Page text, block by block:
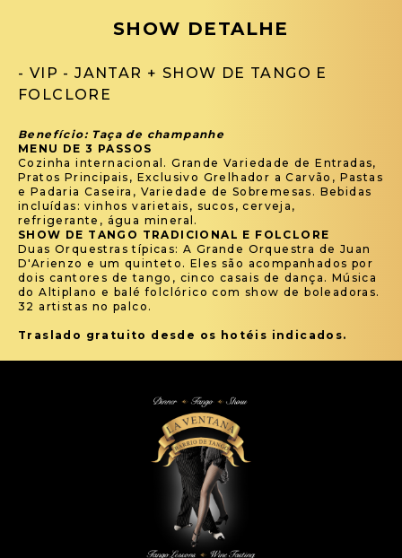
SHOW DETALHE
- VIP - JANTAR + SHOW DE TANGO E
FOLCLORE
Benefício: Taça de champanhe
MENU DE 3 PASSOS
Cozinha internacional. Grande Variedade de Entradas,
Pratos Principais, Exclusivo Grelhador a Carvão, Pastas
e Padaria Caseira, Variedade de Sobremesas. Bebidas
incluídas: vinhos varietais, sucos, cerveja,
refrigerante, água mineral.
SHOW DE TANGO TRADICIONAL E FOLCLORE
Duas Orquestras típicas: A Grande Orquestra de Juan
D'Arienzo e um quinteto. Eles são acompanhados por
dois cantores de tango, cinco casais de dança. Música
do Altiplano e balé folclórico com show de boleadoras.
32 artistas no palco.
Traslado gratuito desde os hotéis indicados.